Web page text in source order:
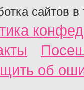
сайтов в
об